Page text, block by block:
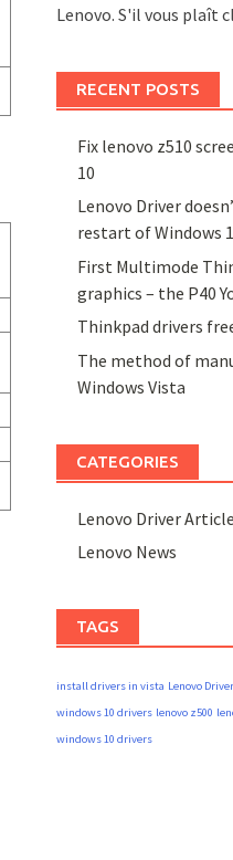
Lenovo. S'il vous plaît
RECENT POSTS
Fix lenovo z510
10
Lenovo Driver
restart of Windows
First Multimode
graphics – the P40
Thinkpad drivers
The method of
Windows Vista
CATEGORIES
Lenovo Driver Article
Lenovo News
TAGS
install drivers in vista Lenovo
windows 10 drivers lenovo z500
windows 10 drivers